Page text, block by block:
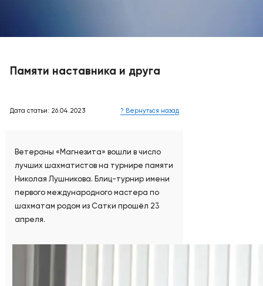
Дата статьи: 26.04.2023 ? Вернуться назад
Памяти наставника и друга
Ветераны «Магнезита» вошли в число
лучших шахматистов на турнире памяти
Николая Лушникова. Блиц-турнир имени
первого международного мастера по
шахматам родом из Сатки прошёл 23
апреля.